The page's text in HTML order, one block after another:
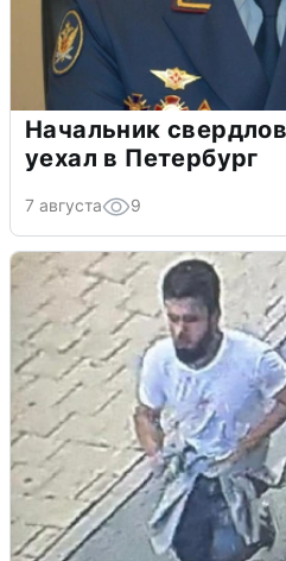
Начальник
уехал в Петербург
7 августа 9